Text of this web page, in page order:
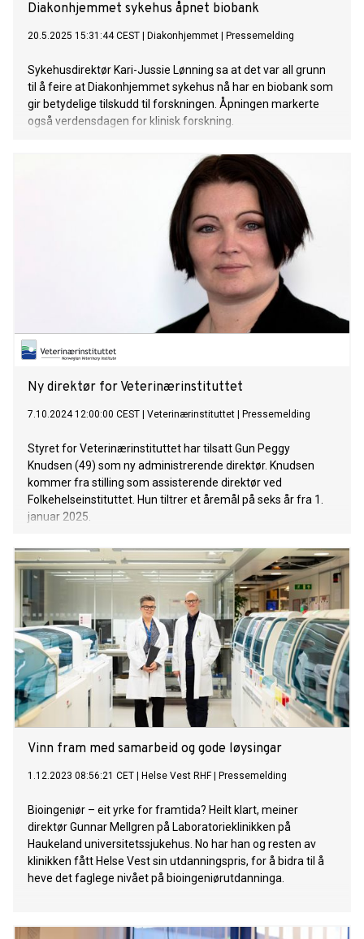
Diakonhjemmet sykehus åpnet biobank
20.5.2025 15:31:44 CEST Diakonhjemmet Pressemelding
Sykehusdirektør Kari-Jussie Lønning sa at det var all grunn
til å feire at Diakonhjemmet sykehus nå har en biobank som
gir betydelige tilskudd til forskningen. Åpningen markerte
også verdensdagen for klinisk forskning.
Ny direktør for Veterinærinstituttet
7.10.2024 12:00:00 CEST Veterinærinstituttet Pressemelding
Styret for Veterinærinstituttet har tilsatt Gun Peggy
Knudsen (49) som ny administrerende direktør. Knudsen
kommer fra stilling som assisterende direktør ved
Folkehelseinstituttet. Hun tiltrer et åremål på seks år fra 1.
januar 2025.
Vinn fram med samarbeid og gode løysingar
1.12.2023 08:56:21 CET Helse Vest RHF| Pressemelding
Bioingeniør – eit yrke for framtida? Heilt klart, meiner
direktør Gunnar Mellgren på Laboratorieklinikken på
Haukeland universitetssjukehus. No har han og resten av
klinikken fått Helse Vest sin utdanningspris, for å bidra til å
heve det faglege nivået på bioingeniørutdanninga.